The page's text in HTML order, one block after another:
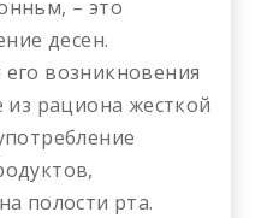
– это
десен.
возникновения
из рациона жесткой
полости рта.